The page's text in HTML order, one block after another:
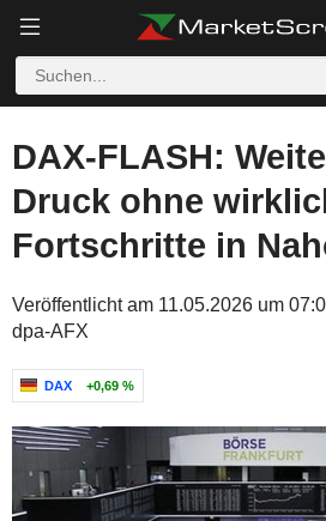
DAX-FLASH:
Druck ohne
Fortschritte in
Veröffentlicht am 11.05.2026 um
dpa-AFX
DAX +0,69 %